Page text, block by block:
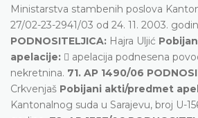
Ministarstva stambenih poslova
27/02-23-2941/03 od 24. 11. 2003.
PODNOSITELJICA: Hajra Uljić
apelacije:  apelacija podnesena
nekretnina. 71. AP 1490/06
Crkvenjaš Pobijani akti/predmet
Kantonalnog suda u Sarajevu, broj U-